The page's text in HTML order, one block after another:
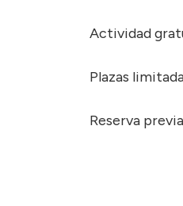
Actividad
Plazas
Reserva